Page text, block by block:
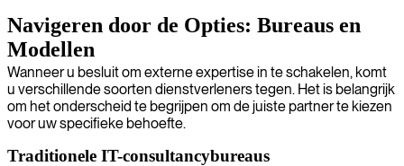
Navigeren door de Opties: Bureaus en
Modellen
Wanneer u besluit om externe expertise in te schakelen, komt
u verschillende soorten dienstverleners tegen. Het is belangrijk
om het onderscheid te begrijpen om de juiste partner te kiezen
voor uw specifieke behoefte.
Traditionele IT-consultancybureaus